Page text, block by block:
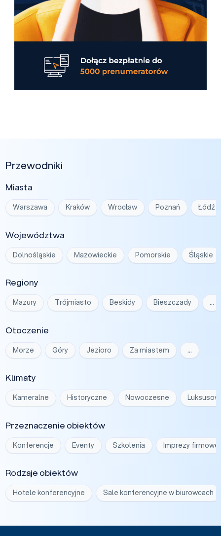
Przewodniki
Miasta
Warszawa Kraków Wrocław Poznań Łódź
Województwa
Dolnośląskie Mazowieckie Pomorskie Śląskie
Regiony
Mazury Trójmiasto Beskidy Bieszczady …
Otoczenie
Morze Góry Jezioro Za miastem …
Klimaty
Kameralne Historyczne Nowoczesne
Przeznaczenie obiektów
Konferencje Eventy Szkolenia Imprezy firmowe
Rodzaje obiektów
Hotele konferencyjne Sale konferencyjne w biurowcach